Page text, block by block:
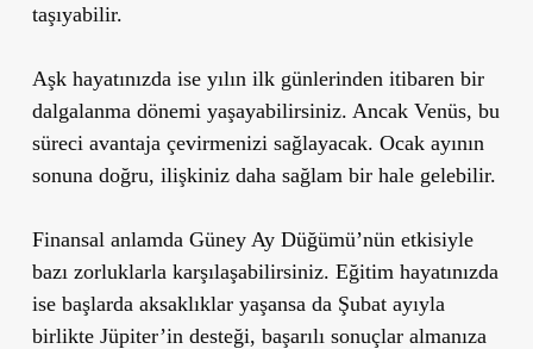
taşıyabilir.
Aşk hayatınızda ise yılın ilk günlerinden itibaren bir
dalgalanma dönemi yaşayabilirsiniz. Ancak Venüs, bu
süreci avantaja çevirmenizi sağlayacak. Ocak ayının
sonuna doğru, ilişkiniz daha sağlam bir hale gelebilir.
Finansal anlamda Güney Ay Düğümü’nün etkisiyle
bazı zorluklarla karşılaşabilirsiniz. Eğitim hayatınızda
ise başlarda aksaklıklar yaşansa da Şubat ayıyla
birlikte Jüpiter’in desteği, başarılı sonuçlar almanıza